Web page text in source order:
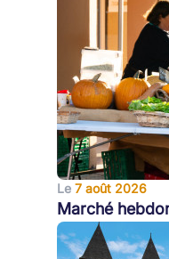
Le 7 août 2026
Marché